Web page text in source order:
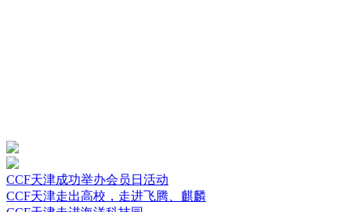
CCF天津成功举办会员日活动
CCF天津走出高校，走进飞腾、麒麟